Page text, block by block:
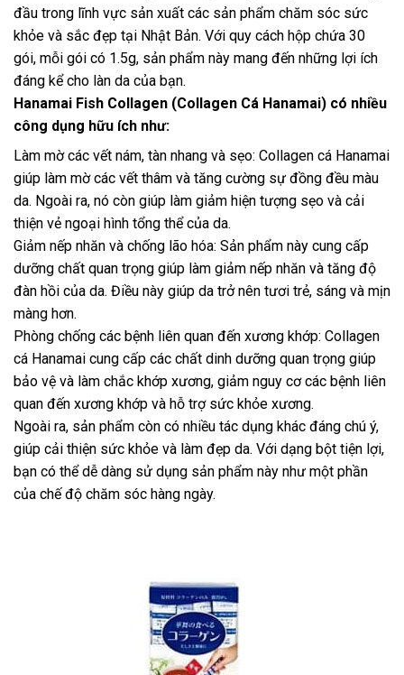
đầu trong lĩnh vực sản xuất các sản phẩm chăm sóc sức
khỏe và sắc đẹp tại Nhật Bản. Với quy cách hộp chứa 30
gói, mỗi gói có 1.5g, sản phẩm này mang đến những lợi ích
đáng kể cho làn da của bạn.
Hanamai Fish Collagen (Collagen Cá Hanamai) có nhiều
công dụng hữu ích như:
Làm mờ các vết nám, tàn nhang và sẹo: Collagen cá Hanamai
giúp làm mờ các vết thâm và tăng cường sự đồng đều màu
da. Ngoài ra, nó còn giúp làm giảm hiện tượng sẹo và cải
thiện vẻ ngoại hình tổng thể của da.
Giảm nếp nhăn và chống lão hóa: Sản phẩm này cung cấp
dưỡng chất quan trọng giúp làm giảm nếp nhăn và tăng độ
đàn hồi của da. Điều này giúp da trở nên tươi trẻ, sáng và mịn
màng hơn.
Phòng chống các bệnh liên quan đến xương khớp: Collagen
cá Hanamai cung cấp các chất dinh dưỡng quan trọng giúp
bảo vệ và làm chắc khớp xương, giảm nguy cơ các bệnh liên
quan đến xương khớp và hỗ trợ sức khỏe xương.
Ngoài ra, sản phẩm còn có nhiều tác dụng khác đáng chú ý,
giúp cải thiện sức khỏe và làm đẹp da. Với dạng bột tiện lợi,
bạn có thể dễ dàng sử dụng sản phẩm này như một phần
của chế độ chăm sóc hàng ngày.